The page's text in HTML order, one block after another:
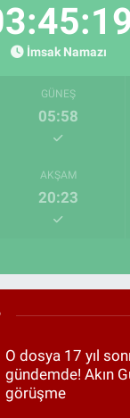
İmsak Namazı
GÜNEŞ
05:58
AKŞAM
20:23
O dosya 17 yıl
gündemde! Akın
görüşme